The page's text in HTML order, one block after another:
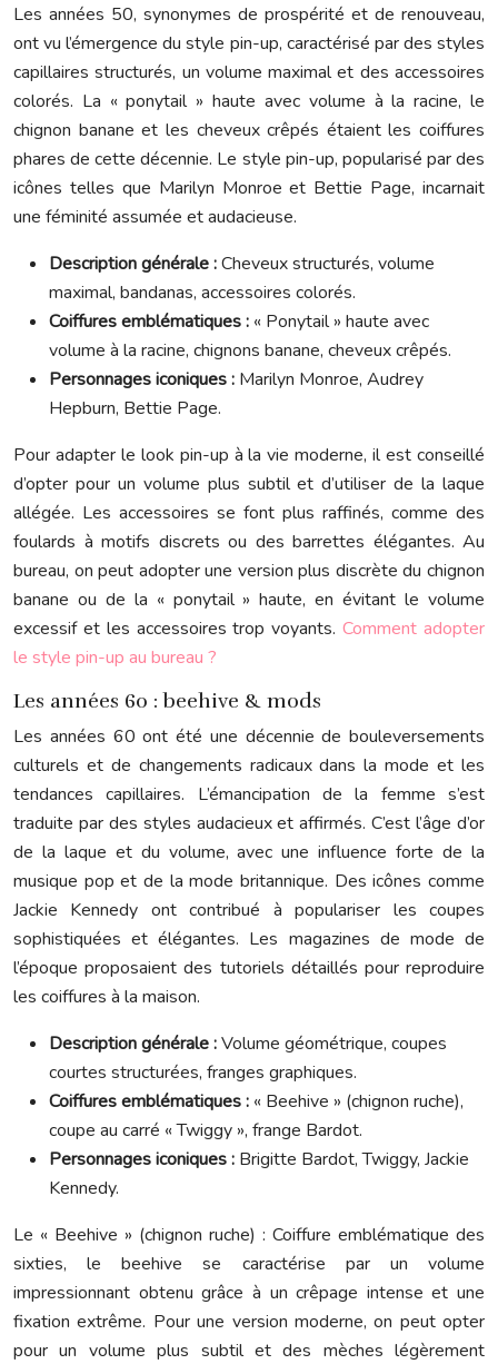
Les années 50, synonymes de prospérité et de renouveau,
ont vu l’émergence du style pin-up, caractérisé par des styles
capillaires structurés, un volume maximal et des accessoires
colorés. La « ponytail » haute avec volume à la racine, le
chignon banane et les cheveux crêpés étaient les coiffures
phares de cette décennie. Le style pin-up, popularisé par des
icônes telles que Marilyn Monroe et Bettie Page, incarnait
une féminité assumée et audacieuse.
Description générale :Cheveux structurés, volume
maximal, bandanas, accessoires colorés.
Coiffures emblématiques : « Ponytail » haute avec
volume à la racine, chignons banane, cheveux crêpés.
Personnages iconiques : Marilyn Monroe, Audrey
Hepburn, Bettie Page.
Pour adapter le look pin-up à la vie moderne, il est conseillé
d’opter pour un volume plus subtil et d’utiliser de la laque
allégée. Les accessoires se font plus raffinés, comme des
foulards à motifs discrets ou des barrettes élégantes. Au
bureau, on peut adopter une version plus discrète du chignon
banane ou de la « ponytail » haute, en évitant le volume
excessif et les accessoires trop voyants.Comment adopter
le style pin-up au bureau ?
Les années 60 : beehive & mods
Les années 60 ont été une décennie de bouleversements
culturels et de changements radicaux dans la mode et les
tendances capillaires. L’émancipation de la femme s’est
traduite par des styles audacieux et affirmés. C’est l’âge d’or
de la laque et du volume, avec une influence forte de la
musique pop et de la mode britannique. Des icônes comme
Jackie Kennedy ont contribué à populariser les coupes
sophistiquées et élégantes. Les magazines de mode de
l’époque proposaient des tutoriels détaillés pour reproduire
les coiffures à la maison.
Description générale :Volume géométrique, coupes
courtes structurées, franges graphiques.
Coiffures emblématiques : « Beehive » (chignon ruche),
coupe au carré « Twiggy », frange Bardot.
Personnages iconiques : Brigitte Bardot, Twiggy, Jackie
Kennedy.
Le « Beehive » (chignon ruche) : Coiffure emblématique des
sixties, le beehive se caractérise par un volume
impressionnant obtenu grâce à un crêpage intense et une
fixation extrême. Pour une version moderne, on peut opter
pour un volume plus subtil et des mèches légèrement